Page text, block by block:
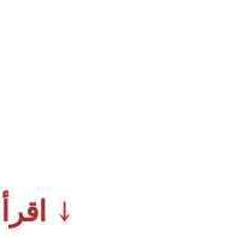
↓ اقرأ آراء العملاء ↓